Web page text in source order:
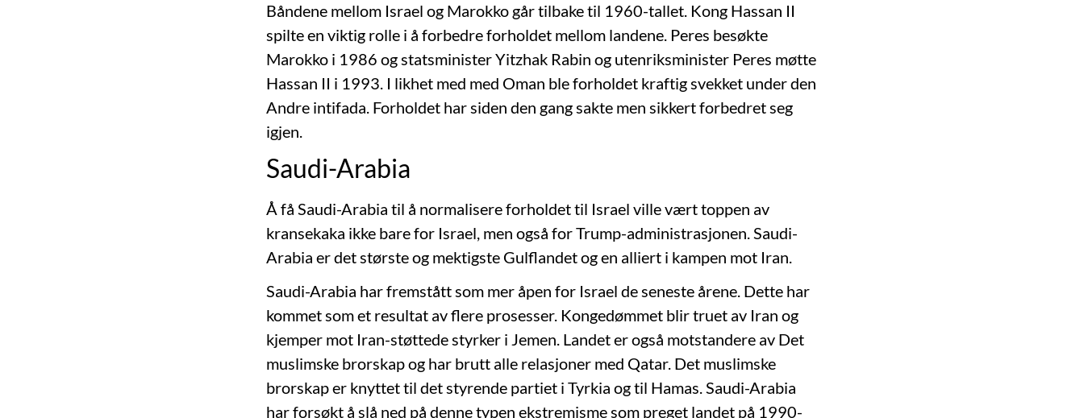
Båndene mellom Israel og Marokko går tilbake til 1960-tallet. Kong Hassan II
spilte en viktig rolle i å forbedre forholdet mellom landene. Peres besøkte
Marokko i 1986 og statsminister Yitzhak Rabin og utenriksminister Peres møtte
Hassan II i 1993. I likhet med med Oman ble forholdet kraftig svekket under den
Andre intifada. Forholdet har siden den gang sakte men sikkert forbedret seg
igjen.
Saudi-Arabia
Å få Saudi-Arabia til å normalisere forholdet til Israel ville vært toppen av
kransekaka ikke bare for Israel, men også for Trump-administrasjonen. Saudi-
Arabia er det største og mektigste Gulflandet og en alliert i kampen mot Iran.
Saudi-Arabia har fremstått som mer åpen for Israel de seneste årene. Dette har
kommet som et resultat av flere prosesser. Kongedømmet blir truet av Iran og
kjemper mot Iran-støttede styrker i Jemen. Landet er også motstandere av Det
muslimske brorskap og har brutt alle relasjoner med Qatar. Det muslimske
brorskap er knyttet til det styrende partiet i Tyrkia og til Hamas. Saudi-Arabia
har forsøkt å slå ned på denne typen ekstremisme som preget landet på 1990-